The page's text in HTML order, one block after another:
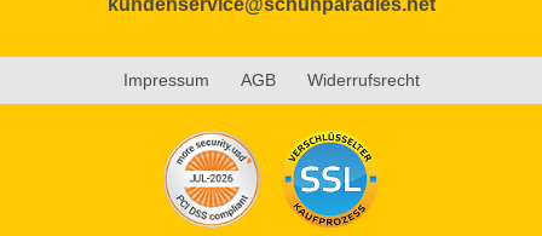
Impressum AGB Widerrufsrecht